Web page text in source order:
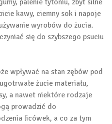
kawy, ciemny sok i napoje
wyrobów do żucia.
się do szybszego psuciu
wpływać na stan zębów pod
żucie materiału,
a nawet niektóre rodzaje
prowadzić do
licówek, a co za tym